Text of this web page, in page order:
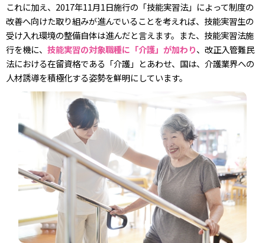
これに加え、2017年11月1日施行の「技能実習法」によって制度の
改善へ向けた取り組みが進んでいることを考えれば、技能実習生の
受け入れ環境の整備自体は進んだと言えます。また、技能実習法施
行を機に、 技能実習の対象職種に「介護」が加わり、改正入管難民
法における在留資格である「介護」とあわせ、国は、介護業界への
人材誘導を積極化する姿勢を鮮明にしています。